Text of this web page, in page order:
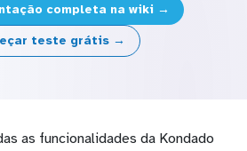
completa na wiki →
teste grátis →
as funcionalidades da Kondado